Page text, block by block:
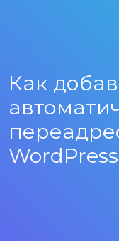
Как
WordPress